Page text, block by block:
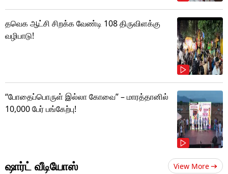
தவெக ஆட்சி சிறக்க வேண்டி 108 திருவிளக்கு
வழிபாடு!
“போதைப்பொருள் இல்லா கோவை” – மாரத்தானில்
10,000 பேர் பங்கேற்பு!
ஷார்ட் வீடியோஸ் View More